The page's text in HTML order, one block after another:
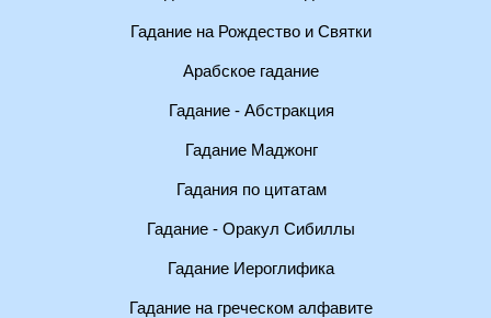
Гадание на Рождество и Святки
Арабское гадание
Гадание - Абстракция
Гадание Маджонг
Гадания по цитатам
Гадание - Оракул Сибиллы
Гадание Иероглифика
Гадание на греческом алфавите